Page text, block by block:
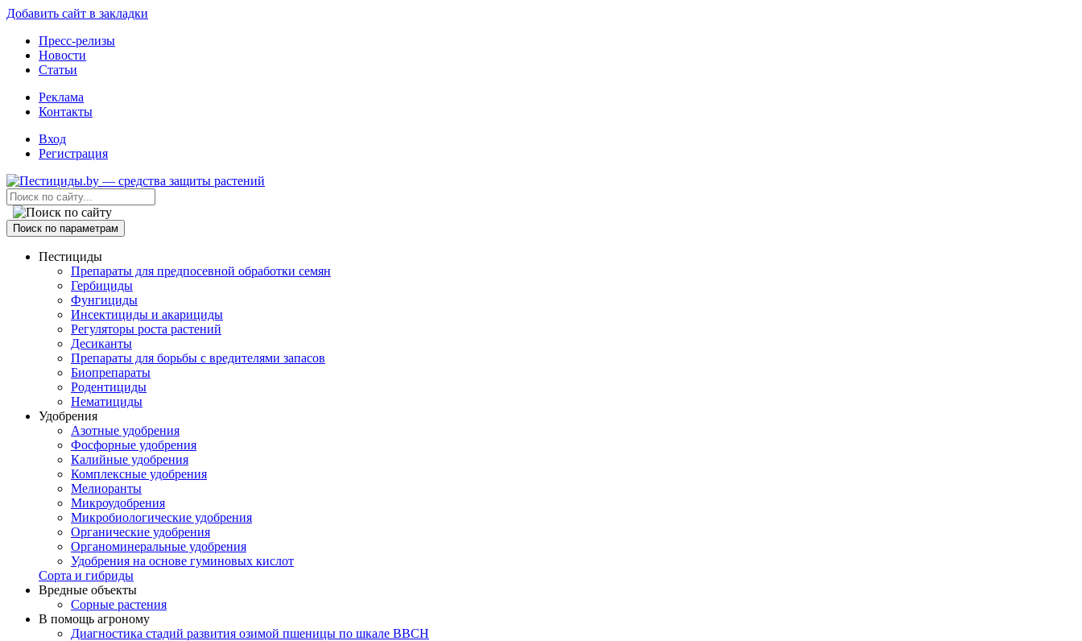
Добавить сайт в закладки
Пресс-релизы
Новости
Статьи
Реклама
Контакты
Вход
Регистрация
Поиск по параметрам
Пестициды
Препараты для предпосевной обработки семян
Гербициды
Фунгициды
Инсектициды и акарициды
Регуляторы роста растений
Десиканты
Препараты для борьбы с вредителями запасов
Биопрепараты
Родентициды
Нематициды
Удобрения
Азотные удобрения
Фосфорные удобрения
Калийные удобрения
Комплексные удобрения
Мелиоранты
Микроудобрения
Микробиологические удобрения
Органические удобрения
Органоминеральные удобрения
Удобрения на основе гуминовых кислот
Сорта и гибриды
Вредные объекты
Сорные растения
В помощь агроному
Диагностика стадий развития озимой пшеницы по шкале ВВСН